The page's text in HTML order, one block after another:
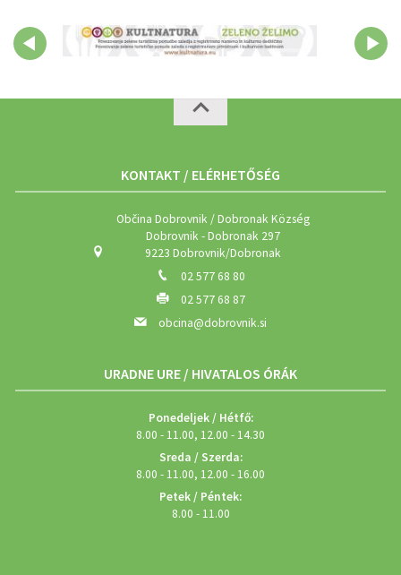
KONTAKT / ELÉRHETŐSÉG
Občina Dobrovnik / Dobronak Község
Dobrovnik - Dobronak 297
9223 Dobrovnik/Dobronak
02 577 68 80
02 577 68 87
obcina@dobrovnik.si
URADNE URE / HIVATALOS ÓRÁK
Ponedeljek / Hétfő:
8.00 - 11.00, 12.00 - 14.30
Sreda / Szerda:
8.00 - 11.00, 12.00 - 16.00
Petek / Péntek:
8.00 - 11.00